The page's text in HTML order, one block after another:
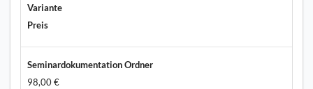
Variante
Preis
Seminardokumentation Ordner
98,00 €